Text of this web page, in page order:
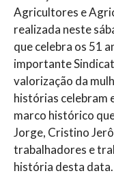
Agricultores e
realizada neste
que celebra os 51
importante
valorização da
histórias celebram
marco histórico
Jorge, Cristino
trabalhadores e
história desta data.